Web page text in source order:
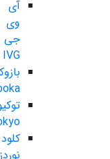
آی
وی
جی
IVG
کلود
نوردز